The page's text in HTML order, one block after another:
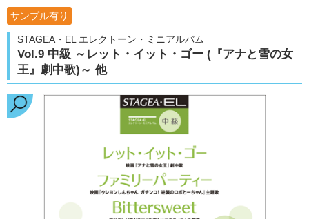
サンプル有り
STAGEA・EL エレクトーン・ミニアルバム
Vol.9 中級 ～レット・イット・ゴー (『アナと雪の女
王』劇中歌)～ 他